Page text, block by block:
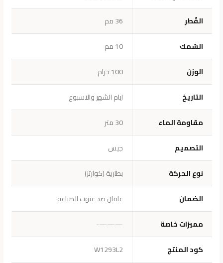
القُطر
36 مم
السُمك
10 مم
الوزن
100 جرام
التاريخ
ايام الشهر والاسبوع
مقاومة الماء
30 متر
التصميم
جيس
نوع الحركة
بطارية (كوارتز)
الضمان
عامان ضد عيوب الصناعة
مميزات خاصة
———-
كود المنتج
W1293L2